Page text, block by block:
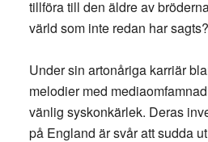
tillföra till den äldre av
värld som inte redan har sagts?
Under sin artonåriga karriär
melodier med
vänlig syskonkärlek. Deras
på England är svår att sudda